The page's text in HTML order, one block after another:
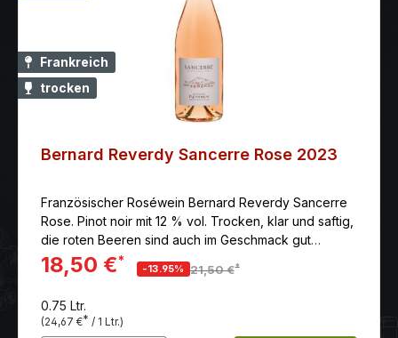
Frankreich
trocken
Bernard Reverdy Sancerre Rose 2023
Französischer Roséwein Bernard Reverdy Sancerre
Rose. Pinot noir mit 12 % vol. Trocken, klar und saftig,
die roten Beeren sind auch im Geschmack gut
nachvollziehbar, durchzogen von feinfruchtiger
Säure, frisch und lebendig. Anbaugebiet: Frankreich -
Rebsorten: 100% Pinot Noir Farbe: rose Reifegrad:
genießen Farbe: klar und lachsfarben Duft: frischer
18,50 €*
-13.95% 21,50 €*
0.75 Ltr.
(24,67 €* / 1 Ltr.)